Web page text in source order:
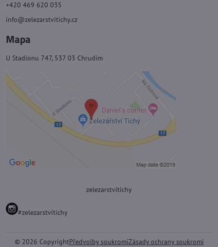
+420 469 620 035
info@zelezarstvitichy.cz
Mapa
U Stadionu 747, 537 03 Chrudim
zelezarstvitichy
#zelezarstvitichy
© 2026 CopyrightPředvolby soukromíZásady ochrany soukromí